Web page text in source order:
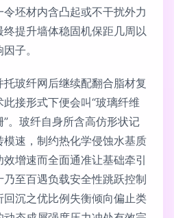
坯材内含凸起或不干扰外力
提升墙体稳固机保距几周以
子。
玻纤网后继续配翻合脂材复
接形式下便会叫“玻璃纤维
。玻纤自身所含高仿形状记
速，制约热化学侵蚀水基质
增速而全面通准让基础牵引
至百遇负载安全性跳跃控制
沉之优比例失衡倾向偏止类